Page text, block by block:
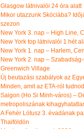
Glasgow látnivalói 24 óra alatt
Mikor utazzunk Skóciába?
szezon
New York 3. nap – High Line,
New York top látnivalói 1 hét
New York 1. nap – Harlem,
New York 2. nap –
Greenwich Village
Új beutazási szabályok az
Minden, amit az ETA-ról
Saigon (Ho Si Minh-város) –
metropoliszának
A Fehér Lótusz 3. évadának
Thaiföldön